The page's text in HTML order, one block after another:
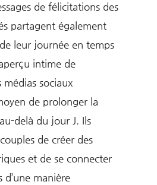
de félicitations des
partagent également
leur journée en temps
intime de
médias sociaux
de prolonger la
delà du jour J. Ils
de créer des
et de se connecter
d’une manière